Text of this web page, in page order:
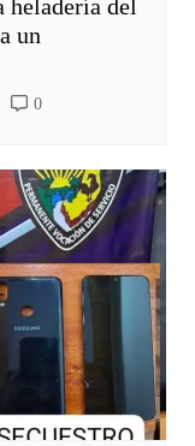
heladería del
un
0